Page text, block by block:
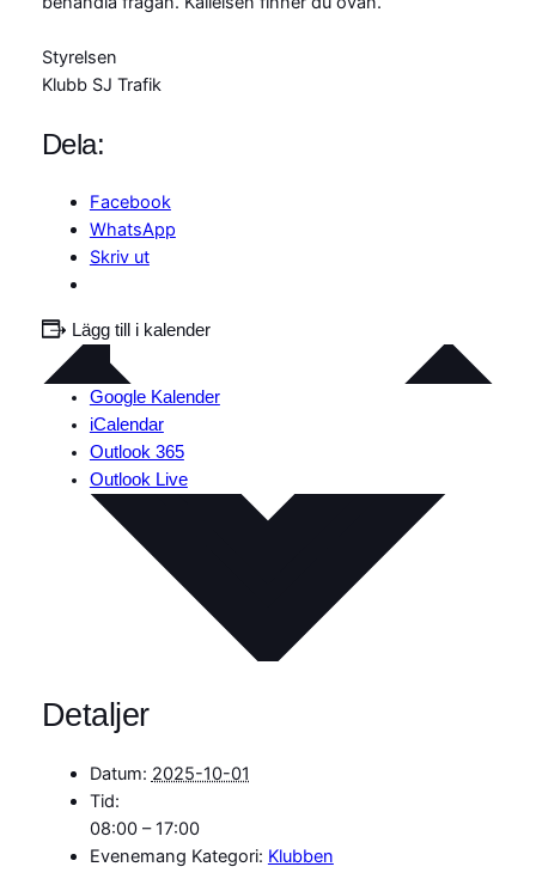
Styrelsen
Klubb SJ Trafik
Dela:
Facebook
WhatsApp
Skriv ut
Lägg till i kalender
Google Kalender
iCalendar
Outlook 365
Outlook Live
Detaljer
Datum: 2025-10-01
Tid:
08:00 – 17:00
Evenemang Kategori: Klubben